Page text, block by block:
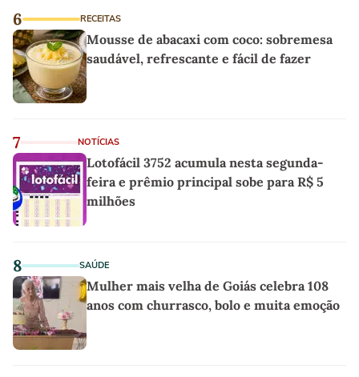
6 RECEITAS
Mousse de abacaxi com coco: sobremesa
saudável, refrescante e fácil de fazer
7 NOTÍCIAS
Lotofácil 3752 acumula nesta segunda-
feira e prêmio principal sobe para R$ 5
milhões
8 SAÚDE
Mulher mais velha de Goiás celebra 108
anos com churrasco, bolo e muita emoção